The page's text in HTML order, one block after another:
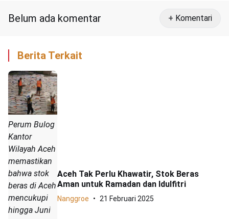
Belum ada komentar + Komentari
Berita Terkait
Perum Bulog
Kantor
Wilayah Aceh
memastikan
bahwa stok
beras di Aceh
mencukupi
hingga Juni
Aceh Tak Perlu Khawatir, Stok Beras
Aman untuk Ramadan dan Idulfitri
Nanggroe 21 Februari 2025